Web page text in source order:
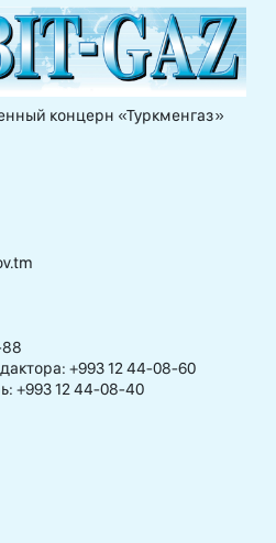
концерн «Туркменгаз»
+993 12 44-08-60
+993 12 44-08-40